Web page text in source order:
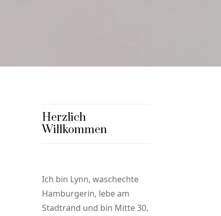
Herzlich
Willkommen
Ich bin Lynn, waschechte
Hamburgerin, lebe am
Stadtrand und bin Mitte 30,